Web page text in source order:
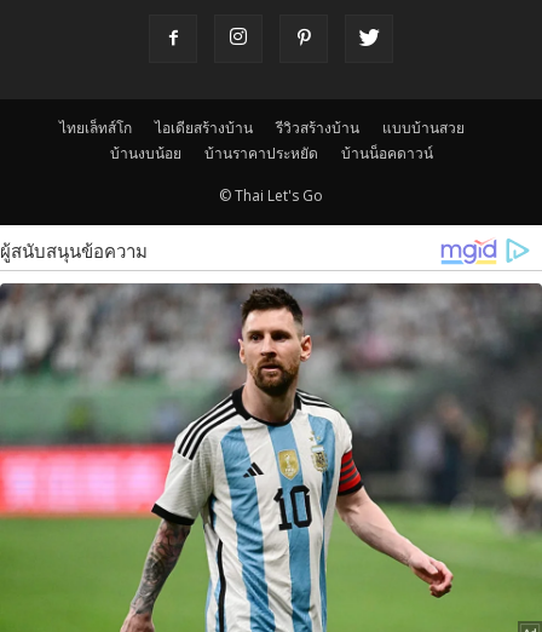
ไทยเล็ทส์โก ไอเดียสร้างบ้าน รีวิวสร้างบ้าน
แบบบ้านสวย
บ้านงบน้อย
บ้านราคาประหยัด บ้านน็อคดาวน์
© Thai Let's Go